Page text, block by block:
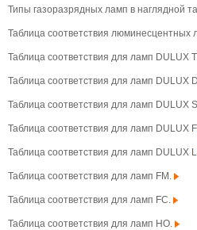
Типы газоразрядных ламп в наглядной
Таблица соответствия люминесцентных
Таблица соответствия для ламп DULUX
Таблица соответствия для ламп DULUX
Таблица соответствия для ламп DULUX
Таблица соответствия для ламп DULUX F.
Таблица соответствия для ламп DULUX L.
Таблица соответствия для ламп FM.
Таблица соответствия для ламп FC.
Таблица соответствия для ламп HO.